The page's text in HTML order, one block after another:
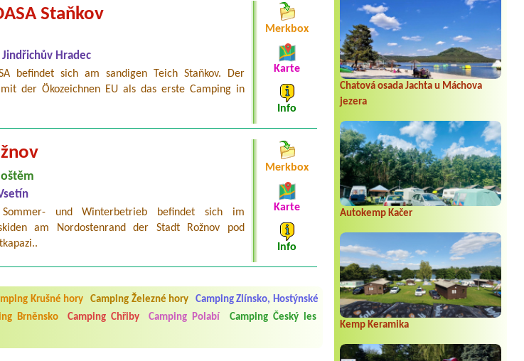
Chatová osada Jachta u Máchova
jezera
Autokemp Kačer
Kemp Keramika
Staňkov
Jindřichův Hradec
befindet sich am sandigen Teich Staňkov. Der
der Ökozeichnen EU als das erste Camping in
Merkbox
Karte
Info
und Winterbetrieb befindet sich im
am Nordostenrand der Stadt Rožnov pod
Merkbox
Karte
Info
Krušné hory Camping Železné hory
Camping Zlínsko, Hostýnské
Brněnsko Camping Chřiby Camping Polabí
Camping Český les
V kempu je obchod a restaurace, kebab a další občerstvení. Co nás ale
bezohlednost ostatních ubytovaných. Přes den jsem si připadala
Přijeli jsme karavanem. Klid pohoda socialky nové krásné čisté,koupání